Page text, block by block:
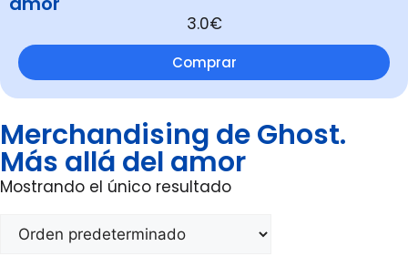
3.0€
Comprar
Merchandising de Ghost.
Más allá del amor
Mostrando el único resultado